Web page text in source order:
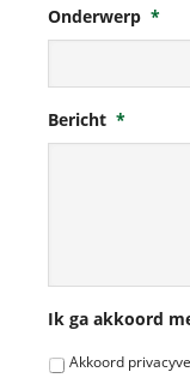
Onderwerp *
Bericht *
Ik ga akkoord
Akkoord